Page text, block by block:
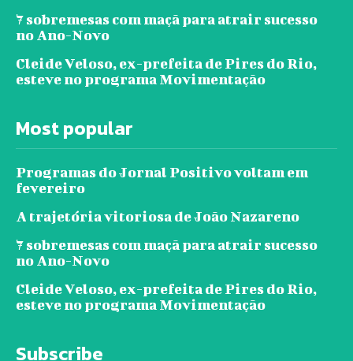
7 sobremesas com maçã para atrair sucesso
no Ano-Novo
Cleide Veloso, ex-prefeita de Pires do Rio,
esteve no programa Movimentação
Most popular
Programas do Jornal Positivo voltam em
fevereiro
A trajetória vitoriosa de João Nazareno
7 sobremesas com maçã para atrair sucesso
no Ano-Novo
Cleide Veloso, ex-prefeita de Pires do Rio,
esteve no programa Movimentação
Subscribe